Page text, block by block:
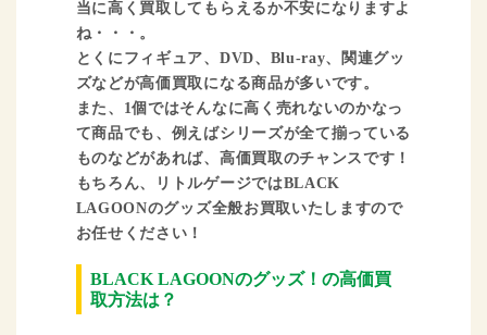
当に高く買取してもらえるか不安になりますよ
ね・・・。
とくにフィギュア、DVD、Blu-ray、関連グッ
ズなどが高価買取になる商品が多いです。
また、1個ではそんなに高く売れないのかなっ
て商品でも、例えばシリーズが全て揃っている
ものなどがあれば、高価買取のチャンスです！
もちろん、リトルゲージではBLACK
LAGOONのグッズ全般お買取いたしますので
お任せください！
BLACK LAGOONのグッズ！の高価買
取方法は？